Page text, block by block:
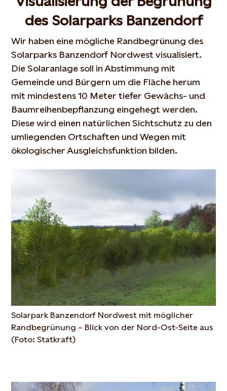
des Solarparks Banzendorf
Wir haben eine mögliche Randbegrünung des
Solarparks Banzendorf Nordwest visualisiert.
Die Solaranlage soll in Abstimmung mit
Gemeinde und Bürgern um die Fläche herum
mit mindestens 10 Meter tiefer Gewächs- und
Baumreihenbepflanzung eingehegt werden.
Diese wird einen natürlichen Sichtschutz zu den
umliegenden Ortschaften und Wegen mit
ökologischer Ausgleichsfunktion bilden.
Solarpark Banzendorf Nordwest mit möglicher
Randbegrünung – Blick von der Nord-Ost-Seite aus
(Foto: Statkraft)